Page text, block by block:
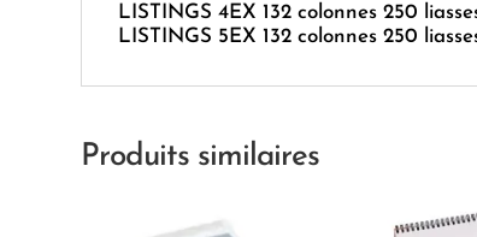
LISTINGS 4EX 132 colonnes 250
LISTINGS 5EX 132 colonnes 250
Produits similaires